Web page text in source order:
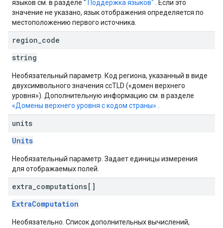
языков см. в разделе " Поддержка языков" . Если это
значение не указано, язык отображения определяется по
местоположению первого источника.
region code
string
Необязательный параметр. Код региона, указанный в виде
двухсимвольного значения ccTLD («домен верхнего
уровня»). Дополнительную информацию см. в разделе
«Домены верхнего уровня с кодом страны»
units
Units
Необязательный параметр. Задает единицы измерения
для отображаемых полей.
extra computations[]
ExtraComputation
Необязательно. Список дополнительных вычислений,